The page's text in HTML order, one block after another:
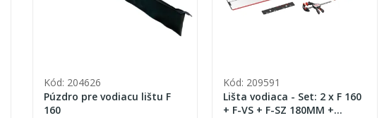
Kód: 204626
Púzdro pre vodiacu lištu F
160
Kód: 209591
Lišta vodiaca - Set: 2 x F 160
+ F-VS + F-SZ 180MM +